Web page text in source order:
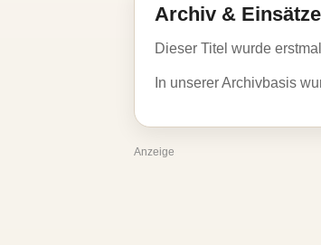
Archiv & Einsätze
Dieser Titel wurde
In unserer Archivbasis
Anzeige